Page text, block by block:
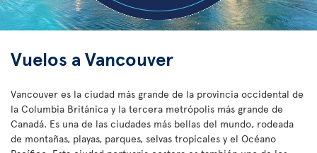
Vuelos a Vancouver
Vancouver es la ciudad más grande de la provincia occidental de
la Columbia Británica y la tercera metrópolis más grande de
Canadá. Es una de las ciudades más bellas del mundo, rodeada
de montañas, playas, parques, selvas tropicales y el Océano